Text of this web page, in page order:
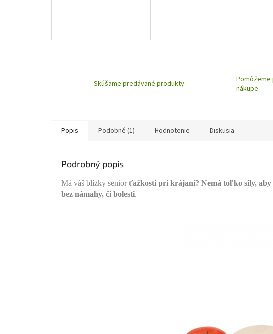
Skúšame predávané produkty
nákupe
Popis Podobné (1) Hodnotenie Diskusia
Podrobný popis
Má váš blízky senior ťažkosti pri krájaní? Nemá toľko sily,
bez námahy, či bolesti.